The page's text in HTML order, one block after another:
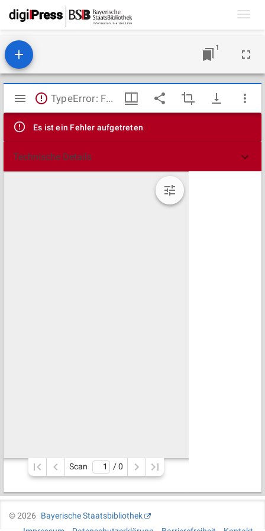
1
Mirador
Viewer
TypeError: Failed to fetch
Es ist ein Fehler aufgetreten
Technische Details
Scan / 0
©2026
Bayerische Staatsbibliothek